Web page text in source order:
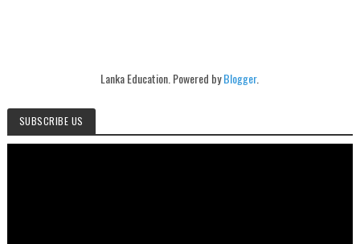
Lanka Education. Powered byBlogger.
SUBSCRIBE US